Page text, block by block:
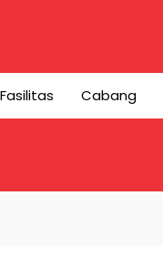
Fasilitas Cabang